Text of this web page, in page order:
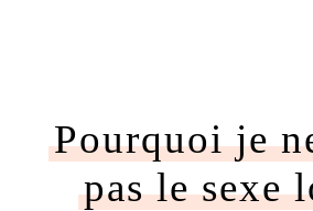
Pourquoi je
pas le sexe